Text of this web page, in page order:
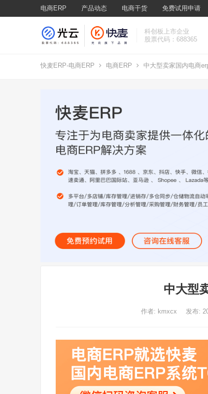
电商ERP 产品动态 电商干货 免费试用申请
科创板上市企业
股票代码：688365
快麦ERP-电商ERP 电商ERP 中大型卖家国内电商
中大型
作者: kmxcx 发布: